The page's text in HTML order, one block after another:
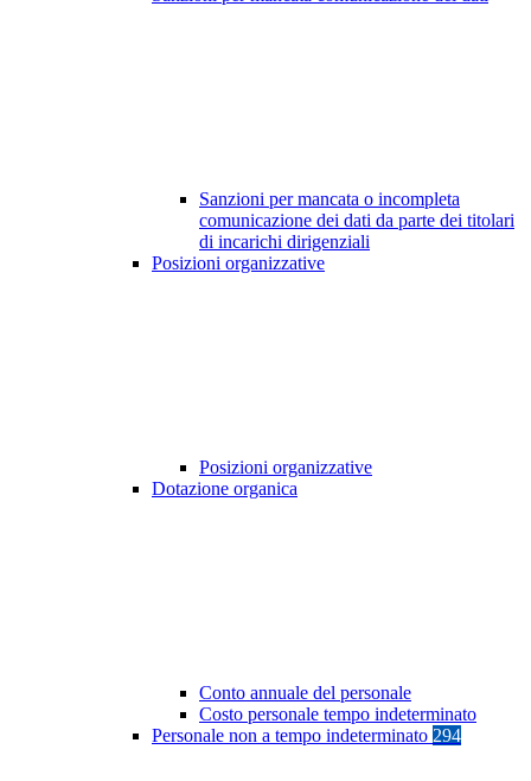
Sanzioni per mancata o incompleta
comunicazione dei dati da parte dei titolari
di incarichi dirigenziali
Posizioni organizzative
Posizioni organizzative
Dotazione organica
Conto annuale del personale
Costo personale tempo indeterminato
Personale non a tempo indeterminato 294